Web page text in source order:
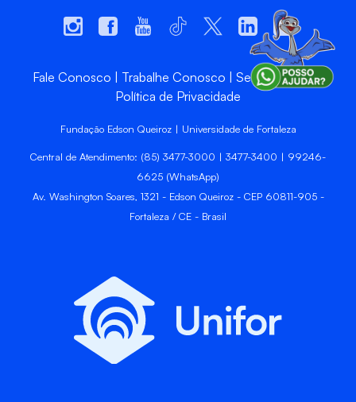
Fale Conosco Trabalhe Conosco
Sempre Unifor
Política de Privacidade
Fundação Edson Queiroz | Universidade de Fortaleza
Central de Atendimento: (85) 3477-3000 | 3477-3400 | 99246-
6625 (WhatsApp)
Av. Washington Soares, 1321 - Edson Queiroz - CEP 60811-905 -
Fortaleza / CE - Brasil